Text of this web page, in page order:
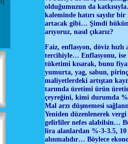
olduğumuzun da
kaleminde hatırı sayılır
artacak gibi… Şimdi
arıyoruz, nasıl çıkarız?
Faiz, enflasyon, döviz
tercihiyle… Enflasyonu, ise
tüketimi kısarak, bunu
yumurta, yag, sabun,
maliyetlerdeki artıştan
tarımda üretimi ürün
çeyreğini, kimi durumda
Mal arzı düşmemesi
Yeniden düzenlenerek
gelirliler nefes alabilsin…
lira alanlardan %-3-3.5,
alınmalıdır… Böylece